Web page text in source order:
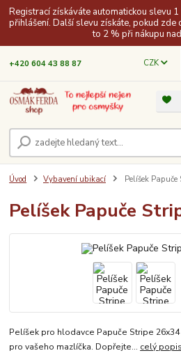
Registrací získáváte automatickou slevu
přihlášení. Další slevu získáte, pokud zde
to 2 % při nákupu
CZK
+420 604 43 88 87
Úvod Vybavení ubikací Pelíšek
Pelíšek Papuče
Pelíšek pro hlodavce Papuče Stripe
pro vašeho mazlíčka. Dopřejte... celý popis